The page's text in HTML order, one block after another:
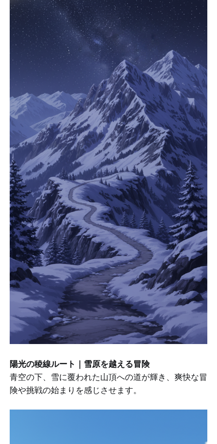
陽光の稜線ルート｜雪原を越える冒険
青空の下、雪に覆われた山頂への道が輝き、爽快な冒
険や挑戦の始まりを感じさせます。